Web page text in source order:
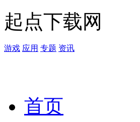
起点下载网
游戏 应用 专题 资讯
首页